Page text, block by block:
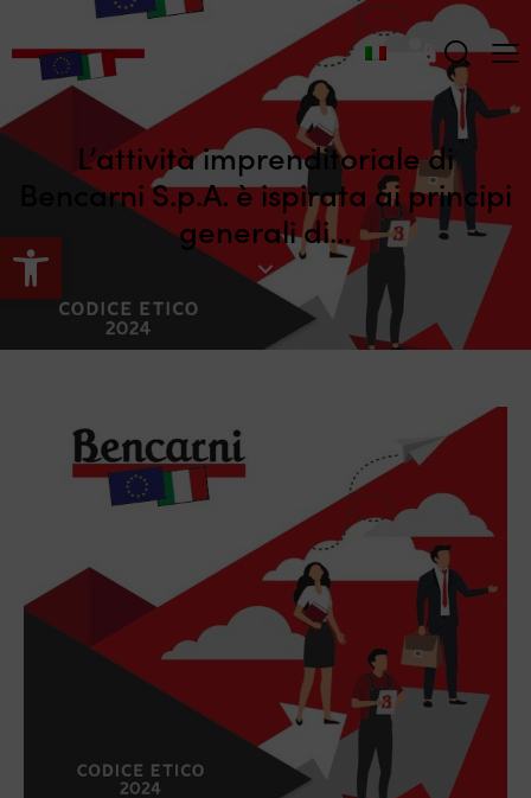
Apri la barra degli strumenti
L’attività imprenditoriale di
Bencarni S.p.A. è ispirata ai principi
generali di…